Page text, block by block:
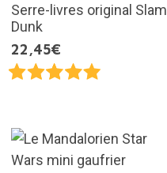
Serre-livres original Slam
Dunk
22,45€